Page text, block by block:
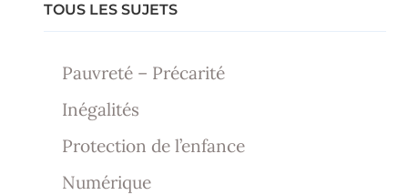
TOUS LES SUJETS
Pauvreté – Précarité
Inégalités
Protection de l’enfance
Numérique